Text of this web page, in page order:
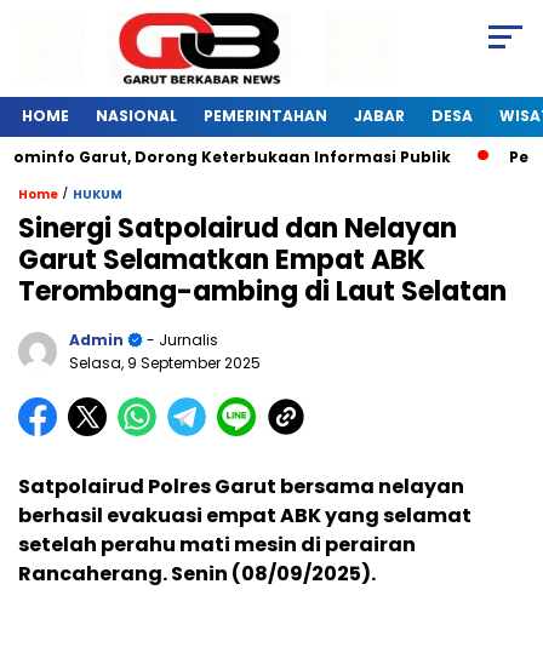
HOME NASIONAL PEMERINTAHAN JABAR DESA
Garut, Dorong Keterbukaan Informasi Publik
Home / HUKUM
Sinergi Satpolairud dan Nelayan
Garut Selamatkan Empat ABK
Terombang-ambing di Laut Selatan
Admin
- Jurnalis
Selasa, 9 September 2025
Satpolairud Polres Garut bersama nelayan
berhasil evakuasi empat ABK yang selamat
setelah perahu mati mesin di perairan
Rancaherang. Senin (08/09/2025).